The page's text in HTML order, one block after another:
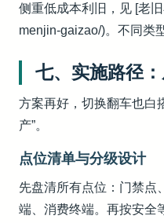
侧重低成本利旧，见 [老
menjin-gaizao/)。不同类
七、实施路径
方案再好，切换翻车也白
产”。
点位清单与分级设计
先盘清所有点位：门禁点
端、消费终端。再按安全